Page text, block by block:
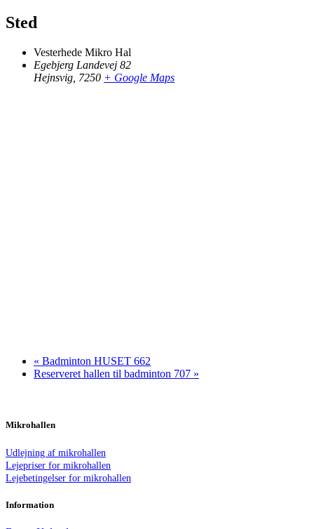
Sted
Vesterhede Mikro Hal
Egebjerg Landevej 82
Hejnsvig 7250 + Google Maps
« Badminton HUSET 662
Reserveret hallen til badminton 707 »
Mikrohallen
Udlejning af mikrohallen
Lejepriser for mikrohallen
Lejebetingelser for mikrohallen
Information